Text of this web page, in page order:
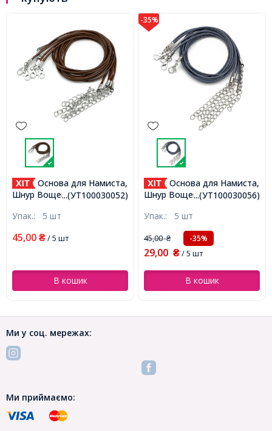
...(УТ100030052)
Основа для Намиста,
Шнур Вощений
Карабін та Ланцюжок-
43х1.5мм, (УТ100030052)
Упак.: 5 шт
45,00 ₴/ 5 шт
В кошик
-35%
...(УТ100030056)
Основа для Намиста,
Шнур Вощений
Карабін і Ланцюг,
Синювато-сірий,
43.5смх1.5мм, Застібка
12х7х2.5мм, Подовжувач:
Упак.: 5 шт
45,00₴ -35%
29,00 ₴/ 5 шт
В кошик
Ми у соц. мережах:
Ми приймаємо: